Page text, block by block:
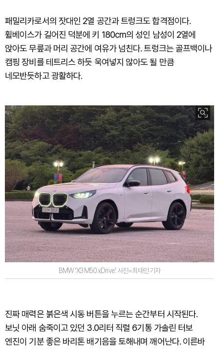
패밀리카로서의 잣대인 2열 공간과 트렁크도 합격점이다.
휠베이스가 길어진 덕분에 키 180cm의 성인 남성이 2열에
앉아도 무릎과 머리 공간에 여유가 넘친다. 트렁크는 골프백이나
캠핑 장비를 테트리스 하듯 욱여넣지 않아도 될 만큼
네모반듯하고 광활하다.
BMW 'X3 M50 xDrive'. 사진=최태인 기자
진짜 매력은 붉은색 시동 버튼을 누르는 순간부터 시작된다.
보닛 아래 숨죽이고 있던 3.0리터 직렬 6기통 가솔린 터보
엔진이 기분 좋은 바리톤 배기음을 토해내며 깨어난다. 이른바